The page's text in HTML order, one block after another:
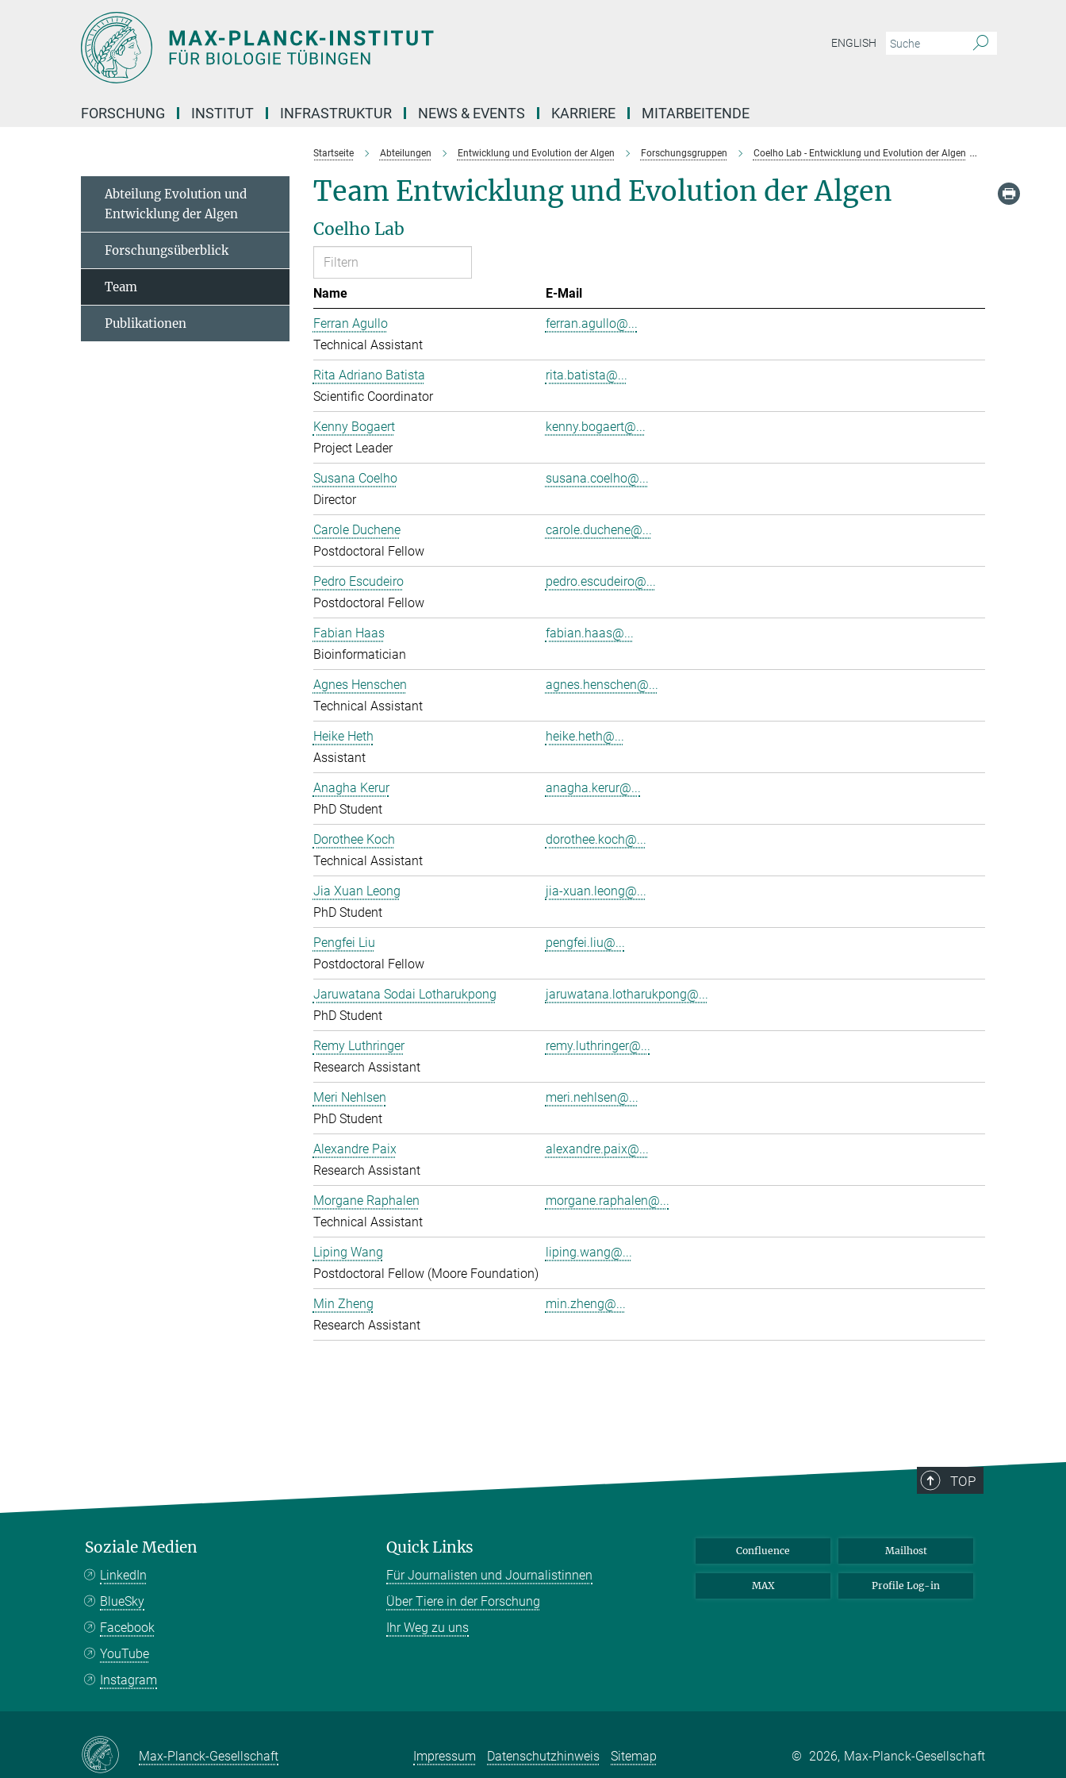
ENGLISH
FORSCHUNG INSTITUT INFRASTRUKTUR NEWS & EVENTS KARRIERE MITARBEITENDE
Startseite Abteilungen Entwicklung und Evolution der Algen Forschungsgruppen Coelho Lab - Entwicklung und Evolution der Algen
Team Entwicklung und Evolution der Algen
Coelho Lab
Name
E-Mail
Ferran Agullo
Technical Assistant
ferran.agullo@...
Rita Adriano Batista
Scientific Coordinator
rita.batista@...
Kenny Bogaert
Project Leader
kenny.bogaert@...
Susana Coelho
Director
susana.coelho@...
Carole Duchene
Postdoctoral Fellow
carole.duchene@...
Pedro Escudeiro
Postdoctoral Fellow
pedro.escudeiro@...
Fabian Haas
Bioinformatician
fabian.haas@...
Agnes Henschen
Technical Assistant
agnes.henschen@...
Heike Heth
Assistant
heike.heth@...
Anagha Kerur
PhD Student
anagha.kerur@...
Dorothee Koch
Technical Assistant
dorothee.koch@...
Jia Xuan Leong
PhD Student
jia-xuan.leong@...
Pengfei Liu
Postdoctoral Fellow
pengfei.liu@...
Jaruwatana Sodai Lotharukpong
PhD Student
jaruwatana.lotharukpong@...
Remy Luthringer
Research Assistant
remy.luthringer@...
Meri Nehlsen
PhD Student
meri.nehlsen@...
Alexandre Paix
Research Assistant
alexandre.paix@...
Morgane Raphalen
Technical Assistant
morgane.raphalen@...
Liping Wang
Postdoctoral Fellow (Moore Foundation)
liping.wang@...
Min Zheng
Research Assistant
min.zheng@...
Abteilung Evolution und
Entwicklung der Algen
Forschungsüberblick
Team
Publikationen
TOP
Soziale Medien
LinkedIn
BlueSky
Facebook
YouTube
Instagram
Quick Links
Für Journalisten und Journalistinnen
Über Tiere in der Forschung
Ihr Weg zu uns
Confluence Mailhost
MAX Profile Log-in
Max-Planck-Gesellschaft Impressum Datenschutzhinweis Sitemap © 2026, Max-Planck-Gesellschaft